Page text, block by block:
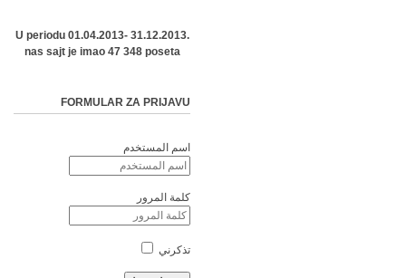
U periodu 01.04.2013- 31.12.2013.
nas sajt je imao 47 348 poseta
FORMULAR ZA PRIJAVU
اسم المستخدم
كلمة المرور
تذكرني